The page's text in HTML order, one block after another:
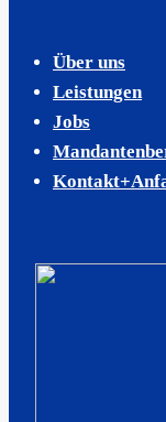
Über uns
Leistungen
Jobs